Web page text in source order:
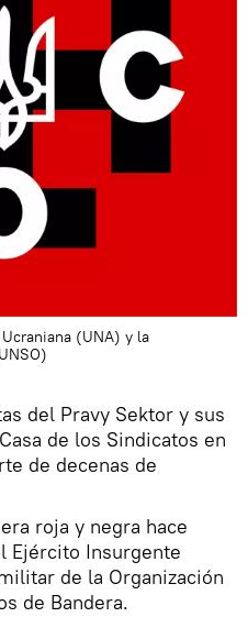
(UNA) y la
del Pravy Sektor y sus
de los Sindicatos en
de decenas de
roja y negra hace
Ejército Insurgente
de la Organización
de Bandera.